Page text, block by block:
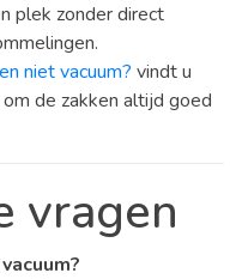
plek zonder direct
niet vacuum? vindt u
de zakken altijd goed
vragen